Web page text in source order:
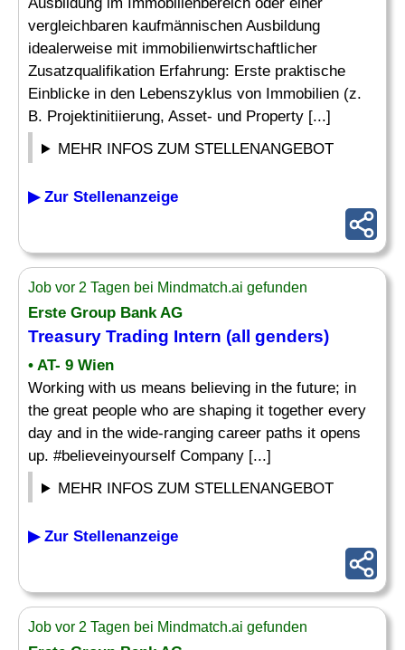
vergleichbaren kaufmännischen Ausbildung
idealerweise mit immobilienwirtschaftlicher
Zusatzqualifikation Erfahrung: Erste praktische
Einblicke in den Lebenszyklus von Immobilien (z.
B. Projektinitiierung, Asset- und Property [...]
MEHR INFOS ZUM STELLENANGEBOT
▶ Zur Stellenanzeige
Job vor 2 Tagen bei Mindmatch.ai gefunden
Erste Group Bank AG
Treasury Trading Intern (all genders)
• AT- 9 Wien
Working with us means believing in the future; in
the great people who are shaping it together every
day and in the wide-ranging career paths it opens
up. #believeinyourself Company [...]
MEHR INFOS ZUM STELLENANGEBOT
▶ Zur Stellenanzeige
Job vor 2 Tagen bei Mindmatch.ai gefunden